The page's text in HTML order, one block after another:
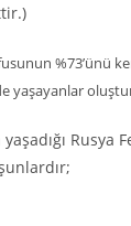
%73’ünü
yaşayanlar
Rusya